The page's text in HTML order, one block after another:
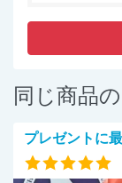
同じ商品
プレゼントに